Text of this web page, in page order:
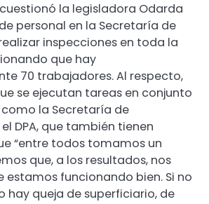
la legisladora Odarda
personal en la Secretaría de
inspecciones en toda la
que hay
70 trabajadores. Al respecto,
se ejecutan tareas en conjunto
la Secretaría de
DPA, que también tienen
“entre todos tomamos un
que, a los resultados, nos
estamos funcionando bien. Si no
hay queja de superficiario, de